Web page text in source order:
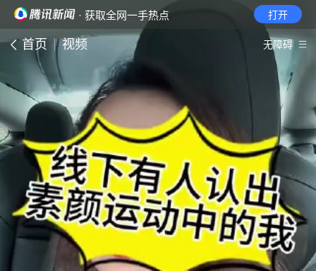
· 获取全网一手热点 打开
首页 视频 无障碍